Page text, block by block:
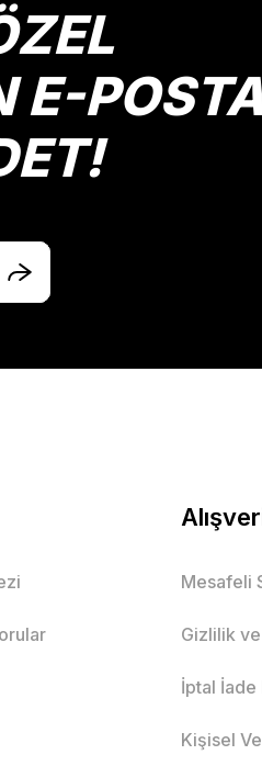
E-
Mesafeli
Gizlilik
İptal İade
Kişisel